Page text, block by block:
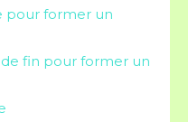
pour former un
fin pour former un